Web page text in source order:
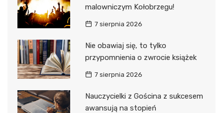
malowniczym Kołobrzegu!
7 sierpnia 2026
Nie obawiaj się, to tylko
przypomnienia o zwrocie książek
7 sierpnia 2026
Nauczycielki z Gościna z sukcesem
awansują na stopień